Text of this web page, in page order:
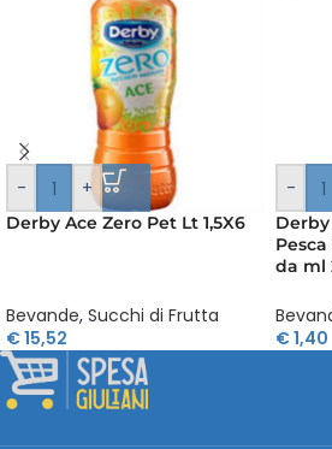
- +
Derby Ace Zero Pet Lt 1,5X6
Bevande, Succhi di Frutta
€15,52
-
da ml
€1,40